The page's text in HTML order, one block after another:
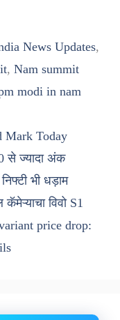
News Updates,
, Nam summit
modi in nam
Mark Today
से ज्यादा अंक
भी धड़ाम
विवो S1
price drop: